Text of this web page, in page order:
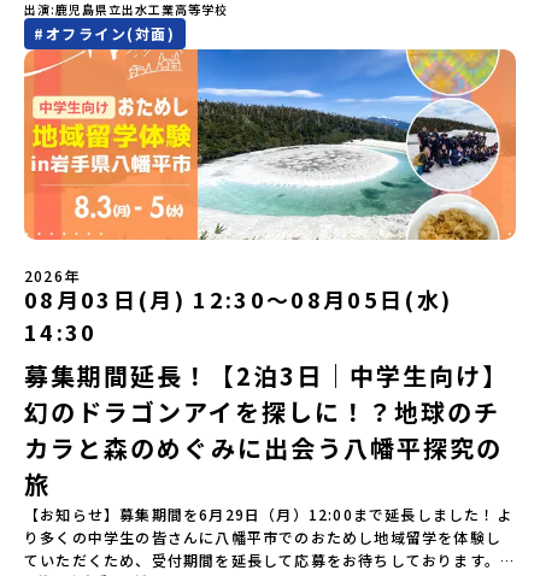
いただく予定です。・食事アレルギー対応について個別の詳細なア
レルギー対応希望にはお応えしかねる場合がございます。対応が必
要な場合は必ず事前にご相談ください。・参加取消や急遽参加でき
なくなった場合について参加決定後の参加お取り消しはご遠慮下さ
い。やむを得ないお取り消しの場合はお早めに事務局までご連絡く
ださい。・キャンセルポリシーやむを得ない参加お取り消しの場
合、以下のルールに沿って対応させていただきます。ご了承くださ
い。プログラム開催日の前日＜7月3日＞から、【キャンセルのご連
絡日：お支払いいただく旅行代金】・21日目にあたる日以前：無
料・20日目-8日目：20％・7日目-2日目：30％・プログラム開始日
加またはプログラム開始後の解除：100％・催行中止について天候な
どの状況等によって開催を見合わせる可能性があります。その場合
は原則、開催日1週間前までにご連絡いたします。又、最少催行人数
に達しなかった場合は、開催日3週間前までに催行中止の旨をメール
にてご連絡いたします。・よくあるご質問その他、よくあるご質問
についてはこちらをご確認ください。運営団体について＜プログラ
ム主催：一般財団法人地域・教育魅力化プラットフォーム＞「意志
ある若者にあふれる持続可能な地域・社会をつくる」というビジョ
ンを掲げ、2017年3月に島根県に設立した教育事業団体です。日本
全国約200の高校と連携しながら、中学卒業後に地域の枠を越えて生
徒一人ひとりの夢や価値観に合った地域・学校で1〜3年間過ごすこ
とができるシステム「地域みらい留学」をはじめとした、教育事業
や地域活性モデルをつくり続けています。名 称：一般財団法人地
域・教育魅力化プラットフォーム設 立：2017年3月代表者：岩本
費（2泊分）・プログラム内のアクティビティ・体験費用・一部の食
事代※以下の費用は参加者のご負担となります・集合場所までの往
復交通費・お土産代や自由時間の個人飲食費などの個人的費用【募
集人数】最大10名（お申し込み多数の場合は抽選の上決定）【参加
者決定】お申し込み多数の場合は、締め切り後1週間を目途に当落結
果をご連絡いたします。【申し込み受付締切】4月30日(木)12：00
から 5月14日(木) 12：00まで疑問も不安もワクワクに変える！「お
ためし地域留学」ステップアップ説明会プログラムの内容を詳しく
知りたい方や、お申し込みを迷われている方向けにZoomでのオン
ライン配信を行います。知りたい情報のレベルに合わせて、以下の2
つのステップをご活用ください。【STEP 1】全体オンライン説明会
（アーカイブ動画を公開中！）〜まずは「おためし地域留学」を知
りたい方へ〜日本全国20以上の地域から選んで参加できる「おため
し地域留学」の魅力を凝縮したアーカイブ動画をご覧いただけま
す。初めての一人旅への不安や、事務局のサポート体制、安全面に
る]YouTube：https://youtu.be/Yt8nd04aNgA?
si=e5erbspvwz5O8_uF【STEP 2】平取町プログラム説明会〜
「平取町」の内容を具体的に深掘りしたい方へ〜全体説明を聞いた
うえで、「平取町では具体的に何をするの？」「どんな町なの？」
という疑問にお答えする説明会です。平取町ならではの豊かな文化
や、2泊3日のプログラムの中身をたっぷりとお伝えします。日
時： 5月7日(木) 19：00〜19：40内 容： 平取町ってどんなとこ
ろ？、プログラム詳細解説、質疑応答お申し込み：https://c-
mirai.jp/events/002112どちらの説明会でも、お気軽にどうぞ！
ているだけではありません！農業や漁業から、最先端の宇宙科学ま
で「町のぜんぶが教科書」 です。先輩たちは「地域探究」の授業
や、放課後の「地域探究サークル」を通して、学校の外へどんどん
飛び出し町の人たちと一緒にリアルな課題解決にチャレンジしてい
ます。そんな先輩たちとの交流がきっと「未来の自分」のヒントが
見つかるはず！ あたたかい町の人たちや先輩たちとの出会いが待っ
ている北海道大樹町へ、あなたの世界をグッと広げる特別な旅に出
発しませんか？ 体験のおすすめポイント体験プログラム内容（予
定）＜１日目＞（PM）「オリエンテーション・自己紹介ワーク」
「大樹町の自然を満喫」 -先人の知恵と夢を体験「砂金堀」 -川
樹高校見学・寮見学」 -大樹高校の特徴を知る学校体験 -高校生
との対話「大樹町の魅力を体験①」 -大樹町ならではのランチ＆ス
イーツ（PM）「大樹町の魅力を体験②」 -大樹町宇宙交流センタ
ーSORA見学 -モデルロケットを飛ばしてみよう！「みんなで
BBQ」 -さらに仲間や地元の高校生、町の大人たちと交流＜3日目
＞（AM）「3日間の振り返りワーク」 -みんなで振り返り対話「牧
場の舞台裏。フィールドワーク」 -牧場見学・搾乳体験・動物と触
れ合おう「ランチ/お土産タイム」（PM） 14：00頃プログラム終
了-とかち帯広空港には15：00頃に到着予定です。※天候の状況や参
加人数によってプログラムを変更する場合がございます。参加概要
【開催場所】北海道大樹町（たいきちょう）【実施日程】7月28日
(火)〜 7月30日(木)※参加が確定した方には6月19日(金) 18：30～
20：00に「参加者向け事前オンライン研修」をご案内する予定で
す。必ず参加をお願いします。【集合場所・時間】7月28日(火)
とひらきたい！」「ものづくりや工業高校に興味がある！」そんな
中学生のみなさんにおすすめ！「おためし地域留学」は、日本全国
約200の高校と連携し、地域の枠を超えて学校生活を送る「地域みら
い留学」をプチ体験できるプログラムです。はじめてのひとり旅で
も安心！現地でもスタッフがしっかりとサポートいたします。今回
のフィールドは「鹿児島県 出水市（いずみし）出水工業高校」出水
市（いずみし）は、鹿児島県の玄関口にあるまち。ここでしか見ら
れない景色と、地元の人たちがずっと大切にしてきたものがありま
す。400年前から続く「武士の道」を歩く昔、武士たちがまちを守る
ために築いた「出水麓（いずみふもと）武家屋敷群」。今も残る約
150軒のお屋敷のほとんどに、今も人が住んでいます。400年前の武
士が歩いた道を、自分の足で歩く。まるで、まち全体がタイムカプ
セル。真っ青な海へダイブ！目の前に広がる八代海（やつしろか
い）は穏やかなリアス式海岸。海に沈む夕日は一生に一度は見てお
きたい景色です。出水工業高校は、「建築科」と「機械電気科」の2
つの学科。金属加工、電気工作、建物のデザインにチャレンジでき
る環境。「高校生ものづくりコンテスト」の木材加工部門で九州大
会2位に輝くなど、先輩たちの実力はホンモノ！この旅では自分の手
でモノをつくる時間を体験。金属を削ったり、電気を組んだり、木
で形をつくったり。プロの機械にさわれる高校で&quot;自分の手
&quot;でモノづくりにチャレンジ。夜には自分だけの「竹灯籠（た
けとうろう）」を作って灯りをともします。真っ青な海に思いっき
りダイブしたり、全国から集まった仲間や地元の高校生、地域の方
たちとワイワイBBQや夕ごはんづくりは一生の思い出になるはず！
ちょっとドキドキするけど、楽しい！に出会う3日間。熱気あふれる
出演 鹿児島県立出水工業高等学校
#オフライン(対面)
2026年
08月03日(月) 12:30〜08月05日(水)
14:30
募集期間延長！【2泊3日｜中学生向け】
幻のドラゴンアイを探しに！？地球のチ
カラと森のめぐみに出会う八幡平探究の
旅
【お知らせ】募集期間を6月29日（月）12:00まで延長しました！よ
り多くの中学生の皆さんに八幡平市でのおためし地域留学を体験し
ていただくため、受付期間を延長して応募をお待ちしております。